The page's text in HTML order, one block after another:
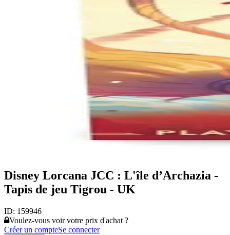
Disney Lorcana JCC : L'île d’Archazia -
Tapis de jeu Tigrou - UK
ID: 159946
Voulez-vous voir votre prix d'achat ?
Créer un compteSe connecter